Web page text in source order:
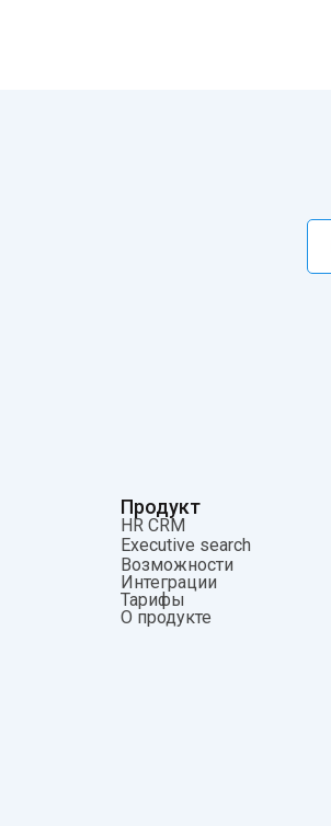
Продукт
HR CRM
Executive search
Возможности
Интеграции
Тарифы
О продукте